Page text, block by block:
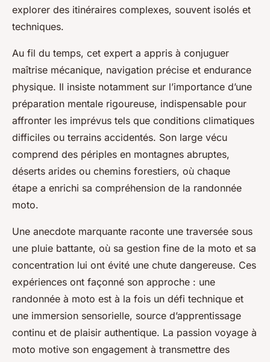
explorer des itinéraires complexes, souvent isolés et
techniques.
Au fil du temps, cet expert a appris à conjuguer
maîtrise mécanique, navigation précise et endurance
physique. Il insiste notamment sur l’importance d’une
préparation mentale rigoureuse, indispensable pour
affronter les imprévus tels que conditions climatiques
difficiles ou terrains accidentés. Son large vécu
comprend des périples en montagnes abruptes,
déserts arides ou chemins forestiers, où chaque
étape a enrichi sa compréhension de la randonnée
moto.
Une anecdote marquante raconte une traversée sous
une pluie battante, où sa gestion fine de la moto et sa
concentration lui ont évité une chute dangereuse. Ces
expériences ont façonné son approche : une
randonnée à moto est à la fois un défi technique et
une immersion sensorielle, source d’apprentissage
continu et de plaisir authentique. La passion voyage à
moto motive son engagement à transmettre des